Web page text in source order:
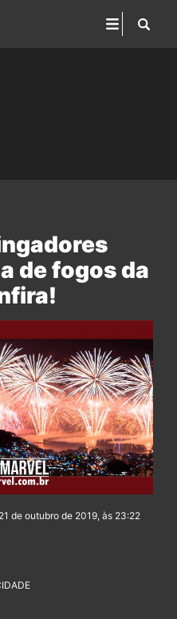
de fogos da
de outubro de 2019, às 23:22